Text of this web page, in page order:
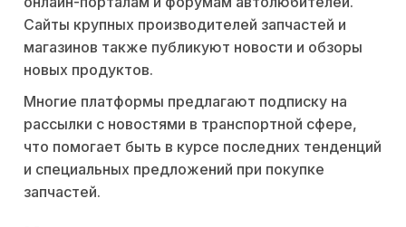
Сайты крупных производителей запчастей и
магазинов также публикуют новости и обзоры
новых продуктов.
Многие платформы предлагают подписку на
рассылки с новостями в транспортной сфере,
что помогает быть в курсе последних тенденций
и специальных предложений при покупке
запчастей.